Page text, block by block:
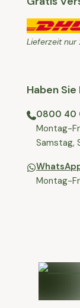
Lieferzeit nur
Haben
0800 40
⁠Montag-
⁠Samstag,
Montag-